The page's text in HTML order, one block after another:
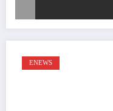
ENEWS